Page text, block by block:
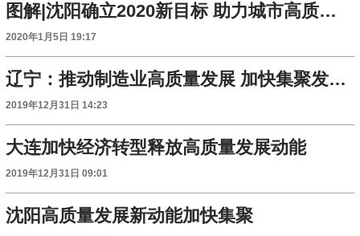
图解|沈阳确立2020新目标 助力城市高质量发展
2020年1月5日 19:17
辽宁：推动制造业高质量发展 加快集聚发展新动能
2019年12月31日 14:23
大连加快经济转型释放高质量发展动能
2019年12月31日 09:01
沈阳高质量发展新动能加快集聚